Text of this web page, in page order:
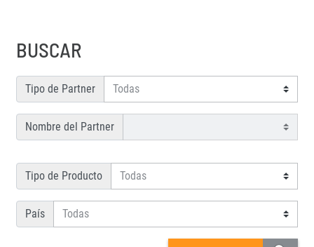
BUSCAR
Tipo de Partner
Nombre del Partner
Tipo de Producto
País